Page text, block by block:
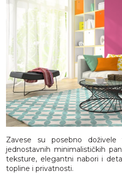
Zavese su posebno doživele
jednostavnih minimalističkih
teksture, elegantni nabori i
topline i privatnosti.